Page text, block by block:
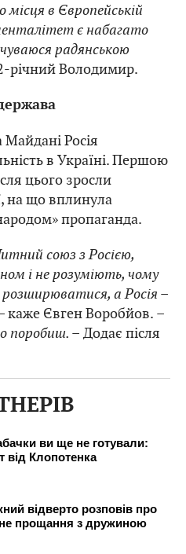
місця в Європейській
є набагато
радянською
річний Володимир.
Майдані Росія
в Україні. Першою
цього зросли
на що вплинула
пропаганда.
союз з Росією,
і не розуміють, чому
а Росія –
каже Євген Воробйов. –
поробиш. – Додає після